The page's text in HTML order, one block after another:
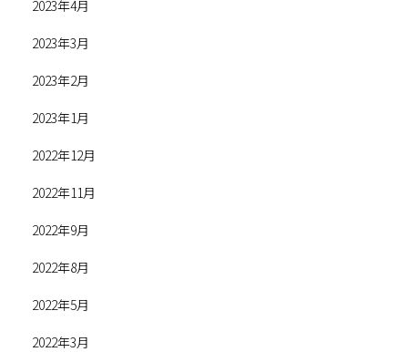
2023年4月
2023年3月
2023年2月
2023年1月
2022年12月
2022年11月
2022年9月
2022年8月
2022年5月
2022年3月